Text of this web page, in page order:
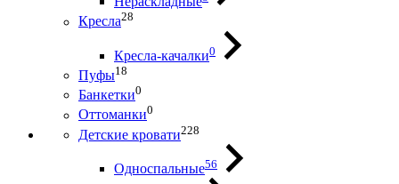
Кресла28
Кресла-качалки0
Пуфы18
Банкетки0
Оттоманки0
Детские кровати228
Односпальные56